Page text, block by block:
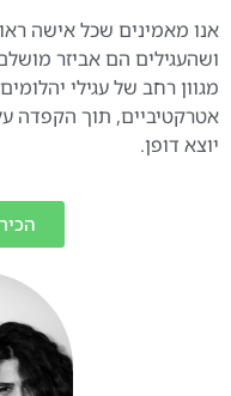
אנו מאמינים שכל אישה
ושהעגילים הם אביזר
מגוון רחב של עגילי
אטרקטיביים, תוך הקפדה
יוצא דופן.